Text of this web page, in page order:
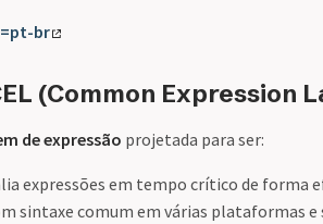
br
(Common Expression
de expressão projetada para ser:
expressões em tempo crítico de forma
sintaxe comum em várias plataformas e